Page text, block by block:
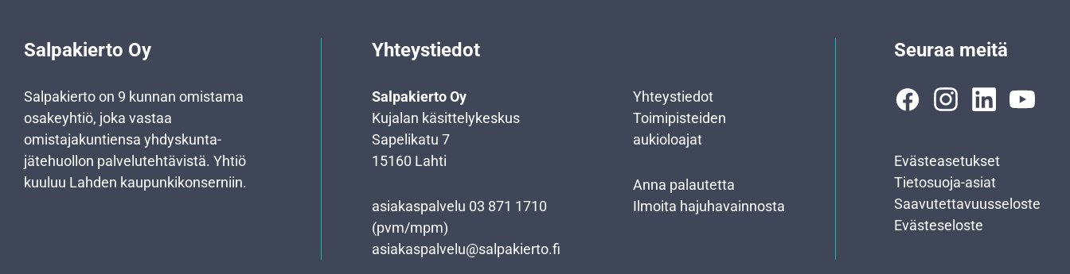
Salpakierto Oy
Salpakierto on 9 kunnan omistama
osakeyhtiö, joka vastaa
omistajakuntiensa yhdyskunta­
jätehuollon palvelutehtävistä. Yhtiö
kuuluu Lahden kaupunkikonserniin.
Yhteystiedot
Salpakierto Oy
Kujalan käsittelykeskus
Sapelikatu 7
15160 Lahti
asiakaspalvelu 03 871 1710
(pvm/mpm)
asiakaspalvelu@salpakierto.fi
Yhteystiedot
Toimipisteiden
aukioloajat
Anna palautetta
Ilmoita hajuhavainnosta
Seuraa meitä
Evästeasetukset
Tietosuoja-asiat
Saavutettavuusseloste
Evästeseloste